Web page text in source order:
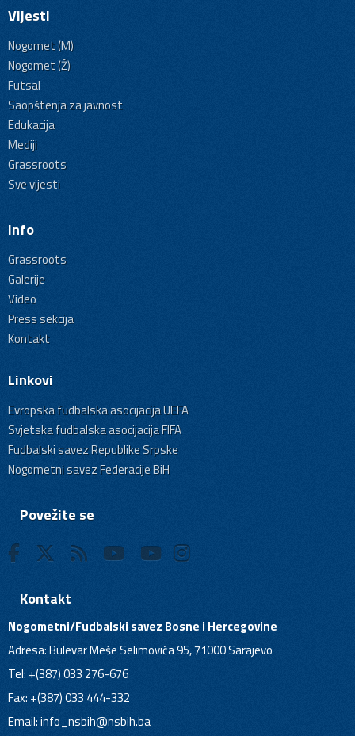
Vijesti
Nogomet (M)
Nogomet (Ž)
Futsal
Saopštenja za javnost
Edukacija
Mediji
Grassroots
Sve vijesti
Info
Grassroots
Galerije
Video
Press sekcija
Kontakt
Linkovi
Evropska fudbalska asocijacija UEFA
Svjetska fudbalska asocijacija FIFA
Fudbalski savez Republike Srpske
Nogometni savez Federacije BiH
Povežite se
Kontakt
Nogometni/Fudbalski savez Bosne i Hercegovine
Adresa: Bulevar Meše Selimovića 95, 71000 Sarajevo
Tel: +(387) 033 276-676
Fax: +(387) 033 444-332
Email:info_nsbih@nsbih.ba